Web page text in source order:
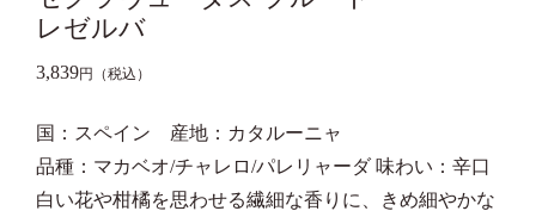
レゼルバ
3,839円（税込）
国：スペイン 産地：カタルーニャ
品種：マカベオ/チャレロ/パレリャーダ 味わい：辛口
白い花や柑橘を思わせる繊細な香りに、きめ細やかな